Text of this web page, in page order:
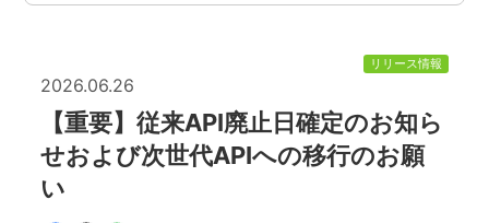
リリース情報
2026.06.26
【重要】従来API廃止日確定のお知ら
せおよび次世代APIへの移行のお願
い